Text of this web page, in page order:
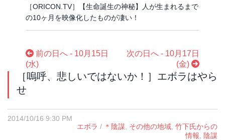
［ORICON.TV］【生命誕生の神秘】人が生まれるまで
の10ヶ月を映像化したものが凄い！
前の日へ - 10月15日
(水)
次の日へ - 10月17日
(金)
［嗚呼、悲しいではないか！］エボラはやら
せ
2014/10/16 9:30 PM
エボラ / ＊陰謀 その他の地域 竹下氏からの
情報
陰謀